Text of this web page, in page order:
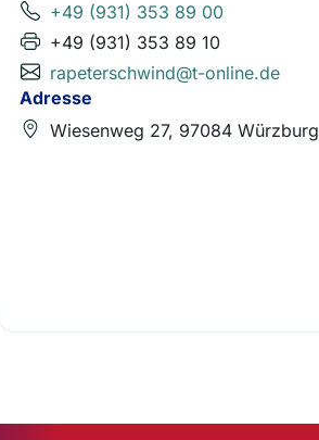
+49 (931) 353 89 00
+49 (931) 353 89 10
rapeterschwind@t-online.de
Adresse
Wiesenweg 27, 97084 Würzburg